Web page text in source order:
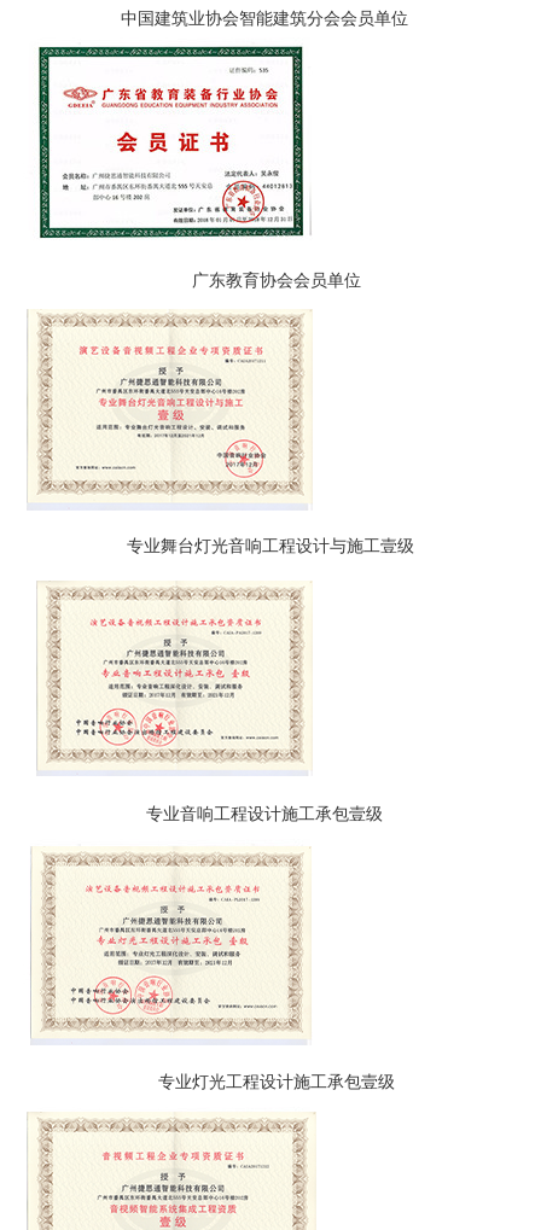
中国建筑业协会智能建筑分会会员单位
广东教育协会会员单位
专业舞台灯光音响工程设计与施工壹级
专业音响工程设计施工承包壹级
专业灯光工程设计施工承包壹级